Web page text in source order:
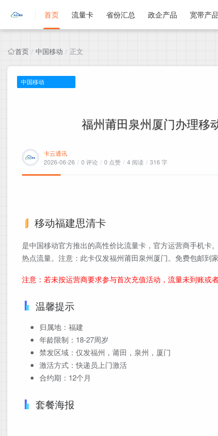
首页 流量卡 省份汇总 政企产品 宽带产
首页 / 中国移动 / 正文
中国移动
福州莆田泉州厦门办理移
卡云通讯
2026-06-26 / 0 评论 / 0 点赞 / 4 阅读 / 316 字
移动福建思清卡
是中国移动官方推出的高性价比流量卡，官方运营商手机
热点流量。注意：此卡仅发福州莆田泉州厦门。免费包邮到
注意：若未按运营商要求参与首次充值活动，流量未到账或
温馨提示
归属地：福建
年龄限制：18-27周岁
禁发区域：仅发福州，莆田，泉州，厦门
激活方式：快递员上门激活
合约期：12个月
套餐海报